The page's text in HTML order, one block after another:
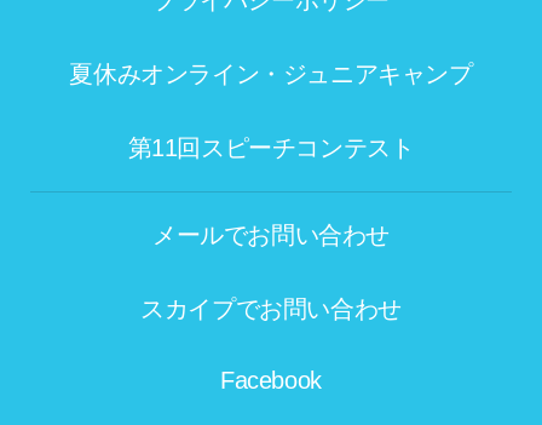
夏休みオンライン・ジュニアキャンプ
第11回スピーチコンテスト
メールでお問い合わせ
スカイプでお問い合わせ
Facebook